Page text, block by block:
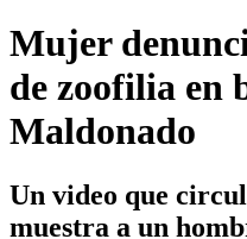
Mujer
de zoofilia en
Maldonado
Un video que
muestra a un